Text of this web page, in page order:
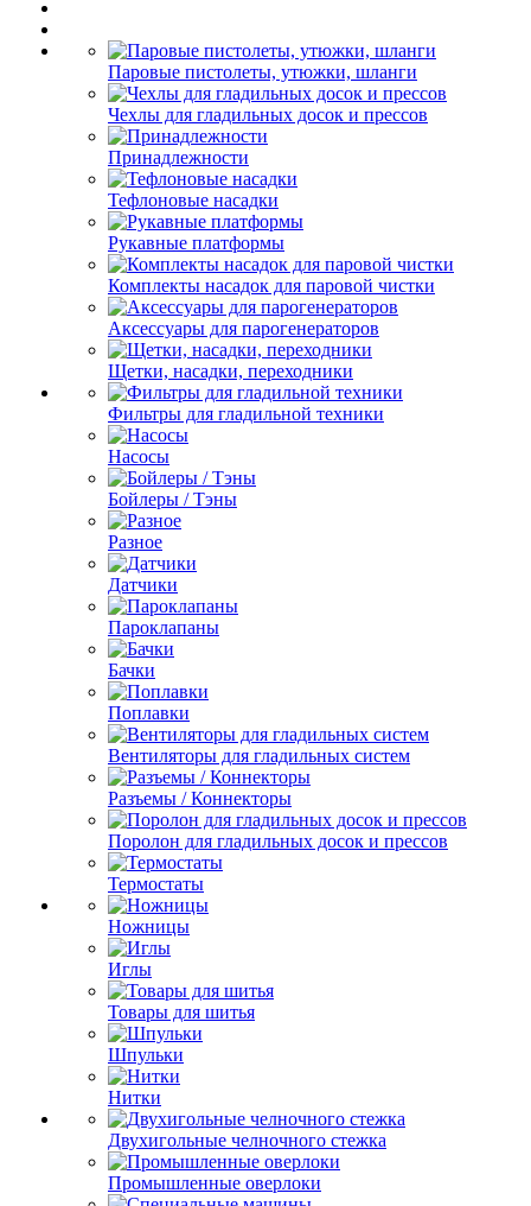
Паровые пистолеты, утюжки, шланги
Чехлы для гладильных досок и прессов
Принадлежности
Тефлоновые насадки
Рукавные платформы
Комплекты насадок для паровой чистки
Аксессуары для парогенераторов
Щетки, насадки, переходники
Фильтры для гладильной техники
Насосы
Бойлеры / Тэны
Разное
Датчики
Пароклапаны
Бачки
Поплавки
Вентиляторы для гладильных систем
Разъемы / Коннекторы
Поролон для гладильных досок и прессов
Термостаты
Ножницы
Иглы
Товары для шитья
Шпульки
Нитки
Двухигольные челночного стежка
Промышленные оверлоки